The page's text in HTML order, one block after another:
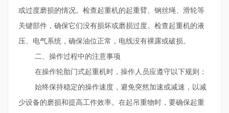
或过度磨损的情况。检查起重机的起重臂、钢丝绳、滑轮等
关键部件，确保它们没有损坏或磨损过度。检查起重机的液
压、电气系统，确保油位正常，电线没有裸露或破损。
二、操作过程中的注意事项
在操作轮胎门式起重机时，操作人员应遵守以下规则：
始终保持稳定的操作速度，避免突然加速或减速，以减
少设备的磨损和提高工作效率。在起吊重物时，要确保起重